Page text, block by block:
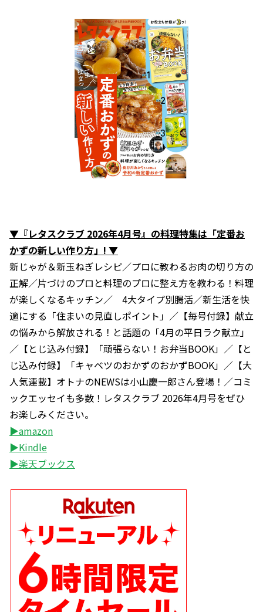
▼『レタスクラブ 2026年4月号』の料理特集は「定番お
かずの新しい作り方」! ▼
新じゃが＆新玉ねぎレシピ／プロに教わるお肉の切り方の
正解／片づけのプロと料理のプロに整え方を教わる！料理
が楽しくなるキッチン／ 4大タイプ別腸活／新生活を快
適にする「住まいの見直しポイント」／【毎号付録】献立
の悩みから解放される！と話題の「4月の平日ラク献立」
／【とじ込み付録】「頑張らない！お弁当BOOK」／【と
じ込み付録】「キャベツのおかずのおかずBOOK」／【大
人気連載】オトナのNEWSは小山慶一郎さん登場！／コミ
ックエッセイも多数！レタスクラブ 2026年4月号をぜひ
お楽しみください。
▶amazon
▶Kindle
▶楽天ブックス